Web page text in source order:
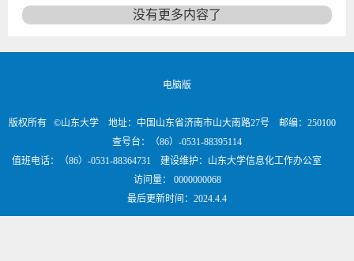
没有更多内容了
电脑版
版权所有 ©山东大学 地址：中国山东省济南市山大南路27号 邮编：250100
查号台：（86）-0531-88395114
值班电话：（86）-0531-88364731 建设维护：山东大学信息化工作办公室
访问量： 0000000068
最后更新时间： 2024.4.4